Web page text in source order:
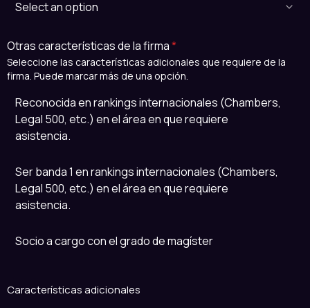
Otras características de la firma*
Seleccione las características adicionales que requiere de la
firma. Puede marcar más de una opción.
Reconocida en rankings internacionales (Chambers,
Legal 500, etc.) en el área en que requiere
asistencia.
Ser banda 1 en rankings internacionales (Chambers,
Legal 500, etc.) en el área en que requiere
asistencia.
Socio a cargo con el grado de magíster
Características adicionales